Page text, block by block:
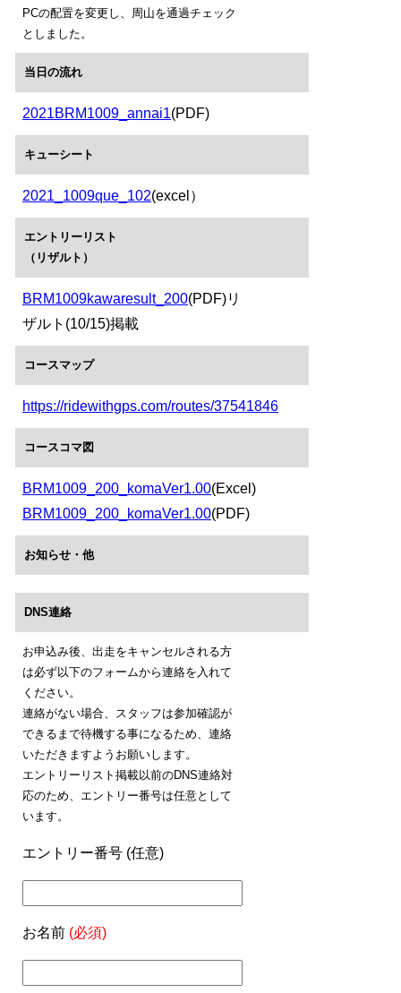
PCの配置を変更し、周山を通過チェック
としました。
当日の流れ
2021BRM1009_annai1(PDF)
キューシート
2021_1009que_102(excel）
エントリーリスト
（リザルト）
BRM1009kawaresult_200(PDF)リ
ザルト(10/15)掲載
コースマップ
https://ridewithgps.com/routes/37541846
コースコマ図
BRM1009_200_komaVer1.00(Excel)
BRM1009_200_komaVer1.00(PDF)
お知らせ・他
DNS連絡
お申込み後、出走をキャンセルされる方
は必ず以下のフォームから連絡を入れて
ください。
連絡がない場合、スタッフは参加確認が
できるまで待機する事になるため、連絡
いただきますようお願いします。
エントリーリスト掲載以前のDNS連絡対
応のため、エントリー番号は任意として
います。
エントリー番号 (任意)
お名前 (必須)